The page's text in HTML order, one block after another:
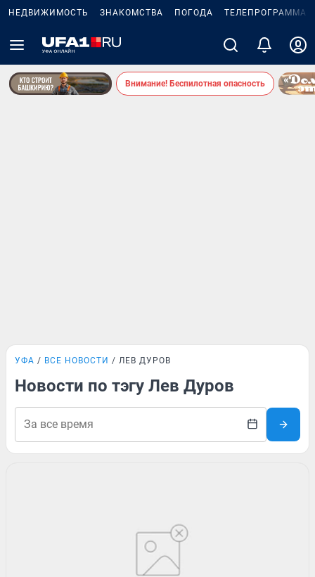
НЕДВИЖИМОСТЬ ЗНАКОМСТВА ПОГОДА ТЕЛЕПРОГРАММА
Внимание! Беспилотная опасность
УФА ВСЕ НОВОСТИ ЛЕВ ДУРОВ
Новости по тэгу Лев Дуров